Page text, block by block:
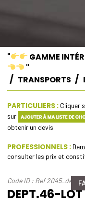
"
GAMME
"
TRANSPORTS
PARTICULIERS : Cliquer
sur
obtenir un devis.
PROFESSIONNELS :
consulter les prix et
Code ID : Ref 2045_dept-
DEPT.46-LOT